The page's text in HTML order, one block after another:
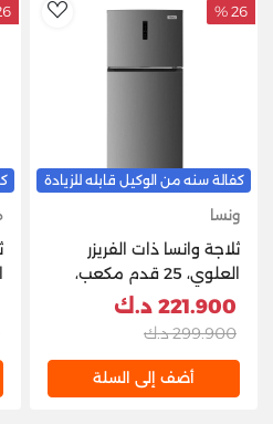
26 %
كفالة سنه من الوكيل قابله للزيادة
ونسا
ثلاجة وانسا ذات الفريزر
العلوي، 25 قدم مكعب،
سعة 710 لتر - إينوكس
221.900 د.ك
299.900 د.ك
أضف إلى السلة
%